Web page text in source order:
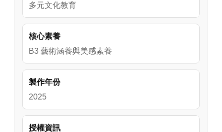
多元文化教育
核心素養
B3 藝術涵養與美感素養
製作年份
2025
授權資訊